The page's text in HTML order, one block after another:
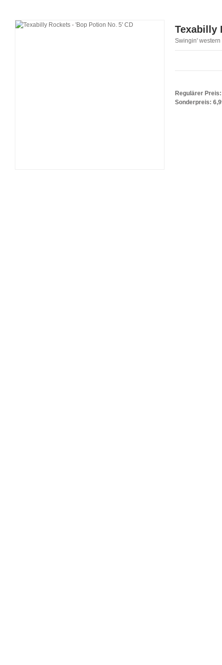
Texabilly
Swingin'
Regulärer Preis:
Sonderpreis: